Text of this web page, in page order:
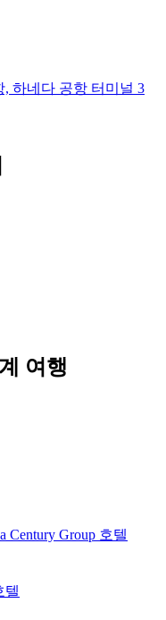
하네다 공항 터미널 3
여행
Century Group 호텔
텔